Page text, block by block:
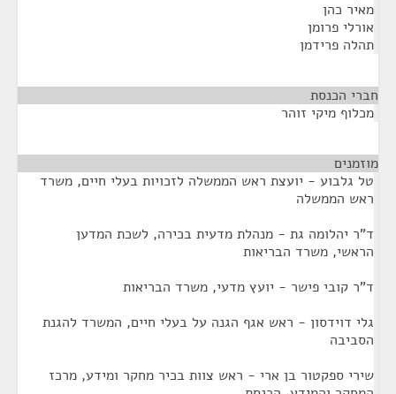
מאיר כהן
אורלי פרומן
תהלה פרידמן
חברי הכנסת
מכלוף מיקי זוהר
מוזמנים
טל גלבוע - יועצת ראש הממשלה לזכויות בעלי חיים, משרד
ראש הממשלה
ד"ר יהלומה גת - מנהלת מדעית בכירה, לשכת המדען
הראשי, משרד הבריאות
ד"ר קובי פישר - יועץ מדעי, משרד הבריאות
גלי דוידסון - ראש אגף הגנה על בעלי חיים, המשרד להגנת
הסביבה
שירי ספקטור בן ארי - ראש צוות בכיר מחקר ומידע, מרכז